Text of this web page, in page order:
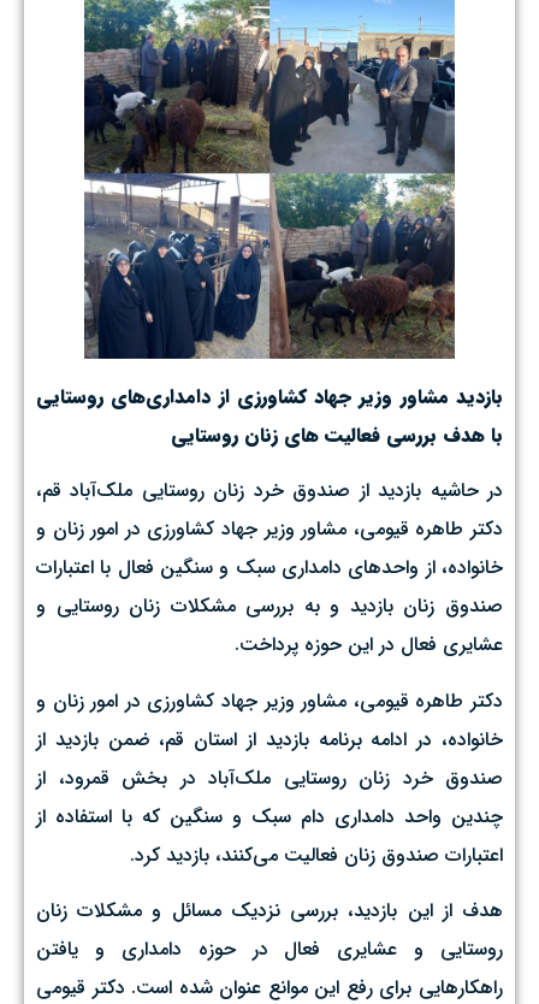
بازدید مشاور وزیر جهاد کشاورزی از دامداری‌های روستایی
با هدف بررسی فعالیت های زنان روستایی
در حاشیه بازدید از صندوق خرد زنان روستایی ملک‌آباد قم،
دکتر طاهره قیومی، مشاور وزیر جهاد کشاورزی در امور زنان و
خانواده، از واحدهای دامداری سبک و سنگین فعال با اعتبارات
صندوق زنان بازدید و به بررسی مشکلات زنان روستایی و
عشایری فعال در این حوزه پرداخت.
دکتر طاهره قیومی، مشاور وزیر جهاد کشاورزی در امور زنان و
خانواده، در ادامه برنامه بازدید از استان قم، ضمن بازدید از
صندوق خرد زنان روستایی ملک‌آباد در بخش قمرود، از
چندین واحد دامداری دام سبک و سنگین که با استفاده از
اعتبارات صندوق زنان فعالیت می‌کنند، بازدید کرد.
هدف از این بازدید، بررسی نزدیک مسائل و مشکلات زنان
روستایی و عشایری فعال در حوزه دامداری و یافتن
راهکارهایی برای رفع این موانع عنوان شده است. دکتر قیومی